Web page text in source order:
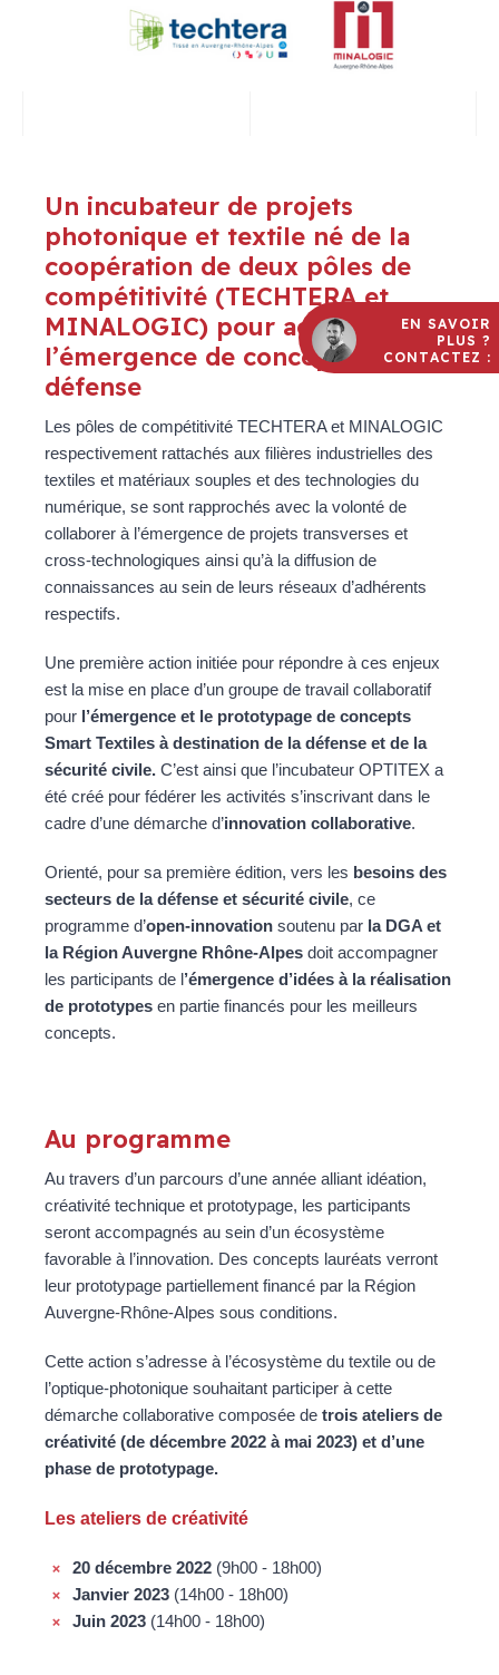
Un incubateur de projets
photonique et textile né de la
coopération de deux pôles de
compétitivité (TECHTERA et
MINALOGIC) pour accélérer
l’émergence de concepts
défense
Les pôles de compétitivité TECHTERA et MINALOGIC
respectivement rattachés aux filières industrielles des
textiles et matériaux souples et des technologies du
numérique, se sont rapprochés avec la volonté de
collaborer à l’émergence de projets transverses et
cross-technologiques ainsi qu’à la diffusion de
connaissances au sein de leurs réseaux d’adhérents
respectifs.
Une première action initiée pour répondre à ces enjeux
est la mise en place d’un groupe de travail collaboratif
pour l’émergence et le prototypage de concepts
Smart Textiles à destination de la défense et de la
sécurité civile. C’est ainsi que l’incubateur OPTITEX a
été créé pour fédérer les activités s’inscrivant dans le
cadre d’une démarche d’innovation collaborative.
Orienté, pour sa première édition, vers les besoins des
secteurs de la défense et sécurité civile, ce
programme d’open-innovation soutenu par la DGA et
la Région Auvergne Rhône-Alpes doit accompagner
les participants de l’émergence d’idées à la réalisation
de prototypes en partie financés pour les meilleurs
concepts.
Au programme
Au travers d’un parcours d’une année alliant idéation,
créativité technique et prototypage, les participants
seront accompagnés au sein d’un écosystème
favorable à l’innovation. Des concepts lauréats verront
leur prototypage partiellement financé par la Région
Auvergne-Rhône-Alpes sous conditions.
Cette action s’adresse à l’écosystème du textile ou de
l’optique-photonique souhaitant participer à cette
démarche collaborative composée de trois ateliers de
créativité (de décembre 2022 à mai 2023) et d’une
phase de prototypage.
Les ateliers de créativité
20 décembre 2022 (9h00 - 18h00)
Janvier 2023 (14h00 - 18h00)
Juin 2023 (14h00 - 18h00)
EN SAVOIR
PLUS ?
CONTACTEZ :